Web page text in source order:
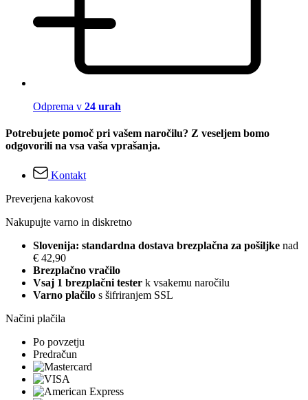
Odprema v 24 urah
Potrebujete pomoč pri vašem naročilu? Z veseljem bomo
odgovorili na vsa vaša vprašanja.
Kontakt
Preverjena kakovost
Nakupujte varno in diskretno
Slovenija: standardna dostava brezplačna za pošiljke nad
€ 42,90
Brezplačno vračilo
Vsaj 1 brezplačni tester k vsakemu naročilu
Varno plačilo s šifriranjem SSL
Načini plačila
Po povzetju
Predračun